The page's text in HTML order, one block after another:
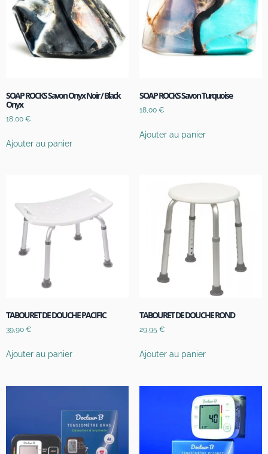
SOAP ROCKS Savon Onyx Noir / Black
Onyx
18,00 €
Ajouter au panier
SOAP ROCKS Savon Turquoise
18,00 €
Ajouter au panier
TABOURET DE DOUCHE PACIFIC
39,90 €
Ajouter au panier
TABOURET DE DOUCHE ROND
29,95 €
Ajouter au panier